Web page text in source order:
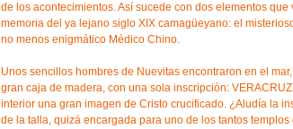
de los acontecimientos. Así sucede con dos elementos
memoria del ya lejano siglo XIX camagüeyano: el
no menos enigmático Médico Chino.
Unos sencillos hombres de Nuevitas encontraron en el
gran caja de madera, con una sola inscripción:
interior una gran imagen de Cristo crucificado. ¿Aludía la
de la talla, quizá encargada para uno de los tantos